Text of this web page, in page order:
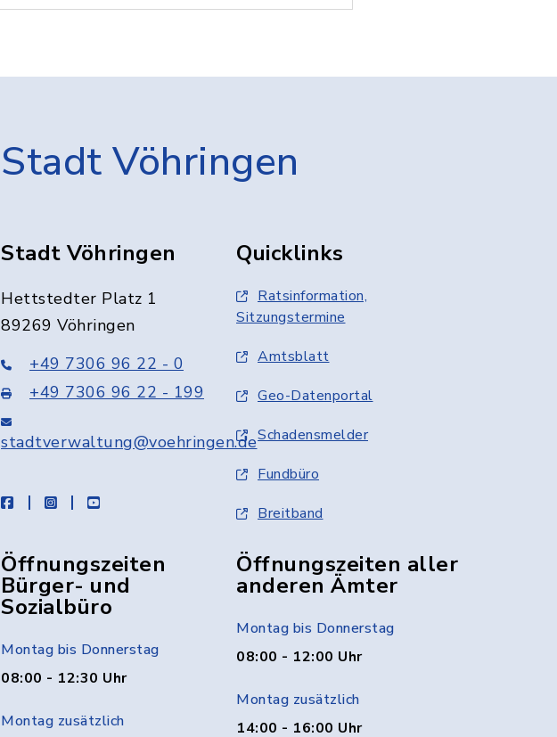
Stadt Vöhringen
Stadt Vöhringen
Hettstedter Platz 1
89269 Vöhringen
+49 7306 96 22 - 0
+49 7306 96 22 - 199
stadtverwaltung@voehringen.de
facebookinstagramyoutube
Quicklinks
Ratsinformation,
Sitzungstermine
Amtsblatt
Geo-Datenportal
Schadensmelder
Fundbüro
Breitband
Öffnungszeiten
Bürger- und
Sozialbüro
Montag bis Donnerstag
08:00 - 12:30 Uhr
Montag zusätzlich
Öffnungszeiten aller
anderen Ämter
Montag bis Donnerstag
08:00 - 12:00 Uhr
Montag zusätzlich
14:00 - 16:00 Uhr